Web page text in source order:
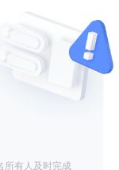
所有人及时完成